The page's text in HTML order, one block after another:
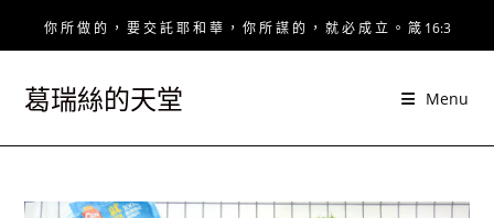
你 所 做 的 ， 要 交 託 耶 和 華 ， 你 所 謀 的 ， 就 必 成 立 。 箴 16:3
葛瑞絲的天堂 Menu